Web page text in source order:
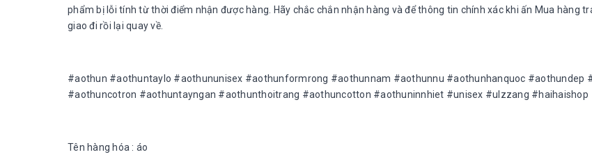
phẩm bị lỗi tính từ thời điểm nhận được hàng. Hãy chắc chắn nhận hàng và để thông tin chính xác khi ấn Mua hàng
giao đi rồi lại quay về.
#aothun #aothuntaylo #aothununisex #aothunformrong #aothunnam #aothunnu #aothunhanquoc #aothundep
#aothuncotron #aothuntayngan #aothunthoitrang #aothuncotton #aothuninnhiet #unisex #ulzzang #haihaishop
Tên hàng hóa : áo